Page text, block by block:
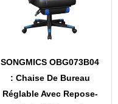
SONGMICS OBG073B04
: Chaise De Bureau
Réglable Avec Repose-